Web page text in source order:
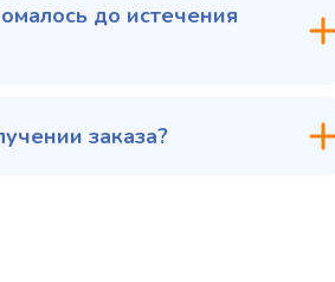
до истечения
заказа?